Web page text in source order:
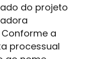
do projeto
Conforme a
processual